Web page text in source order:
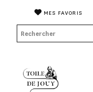
MES FAVORIS